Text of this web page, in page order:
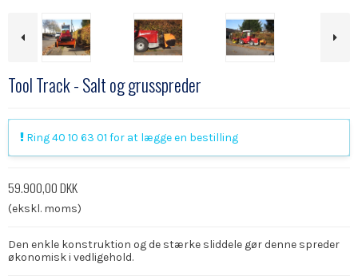
Tool Track - Salt og grusspreder
Ring 40 10 63 01 for at lægge en bestilling
59.900,00 DKK
(ekskl. moms)
Den enkle konstruktion og de stærke sliddele gør denne spreder
økonomisk i vedligehold.